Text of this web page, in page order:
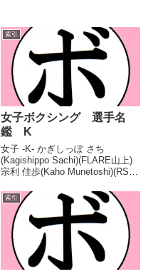
索引
女子ボクシング 選手名
鑑 K
女子 -K- かぎしっぽ さち
(Kagishippo Sachi)(FLARE山上)
宗利 佳歩(Kaho Munetoshi)(RST)
(竹原慎二&畑山隆則)カーリー・
レイス(Kali Reis)(...
索引